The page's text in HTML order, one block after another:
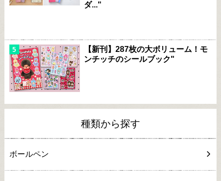
ダ..."
【新刊】287枚の大ボリューム！モ
ンチッチのシールブック"
種類から探す
ボールペン